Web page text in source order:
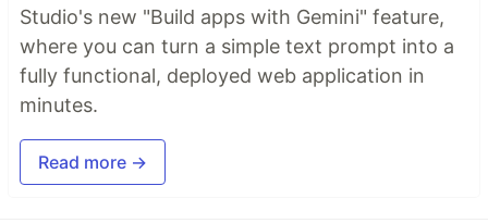
Studio's new "Build apps with Gemini" feature,
where you can turn a simple text prompt into a
fully functional, deployed web application in
minutes.
Read more →